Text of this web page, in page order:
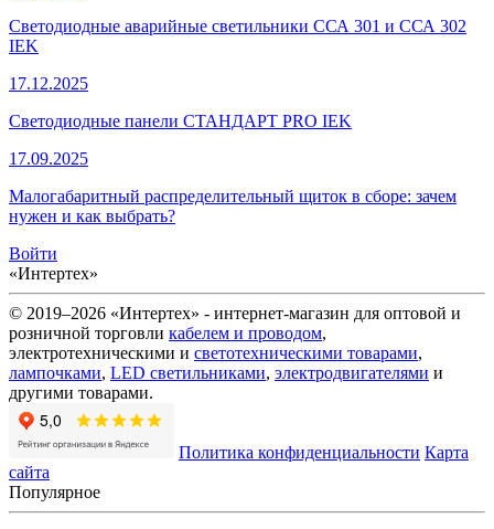
Светодиодные аварийные светильники ССА 301 и ССА 302
IEK
17.12.2025
Светодиодные панели СТАНДАРТ PRO IEK
17.09.2025
Малогабаритный распределительный щиток в сборе: зачем
нужен и как выбрать?
Войти
«Интертех»
© 2019–2026 «Интертех» - интернет-магазин для оптовой и
розничной торговли кабелем и проводом,
электротехническими и светотехническими товарами,
лампочками, LED светильниками, электродвигателями и
другими товарами.
Политика конфиденциальности Карта
сайта
Популярное